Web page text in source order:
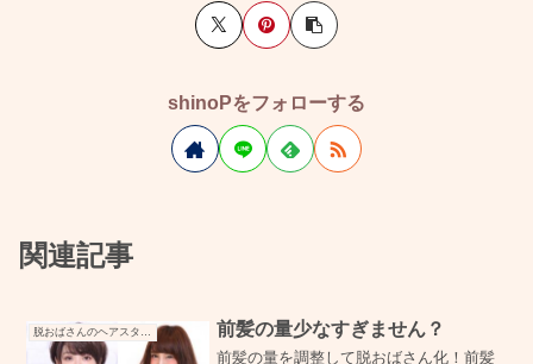
shinoPをフォローする
関連記事
前髪の量少なすぎません？
前髪の量を調整して脱おばさん化！前髪